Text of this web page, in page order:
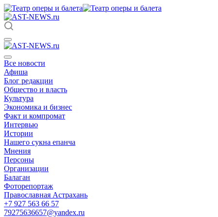
Все новости
Афиша
Блог редакции
Общество и власть
Культура
Экономика и бизнес
Факт и компромат
Интервью
Истории
Нашего сукна епанча
Мнения
Персоны
Организации
Балаган
Фоторепортаж
Православная Астрахань
+7 927 563 66 57
79275636657@yandex.ru